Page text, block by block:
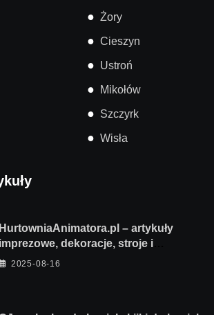
● Żory
● Cieszyn
● Ustroń
● Mikołów
● Szczyrk
● Wisła
HurtowniaAnimatora.pl – artykuły
imprezowe, dekoracje, stroje i
dla animatorów
2025-08-16